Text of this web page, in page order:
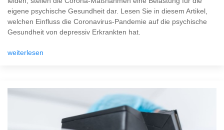
eigene psychische Gesundheit dar. Lesen Sie in diesem Artikel,
welchen Einfluss die Coronavirus-Pandemie auf die psychische
Gesundheit von depressiv Erkrankten hat.
weiterlesen